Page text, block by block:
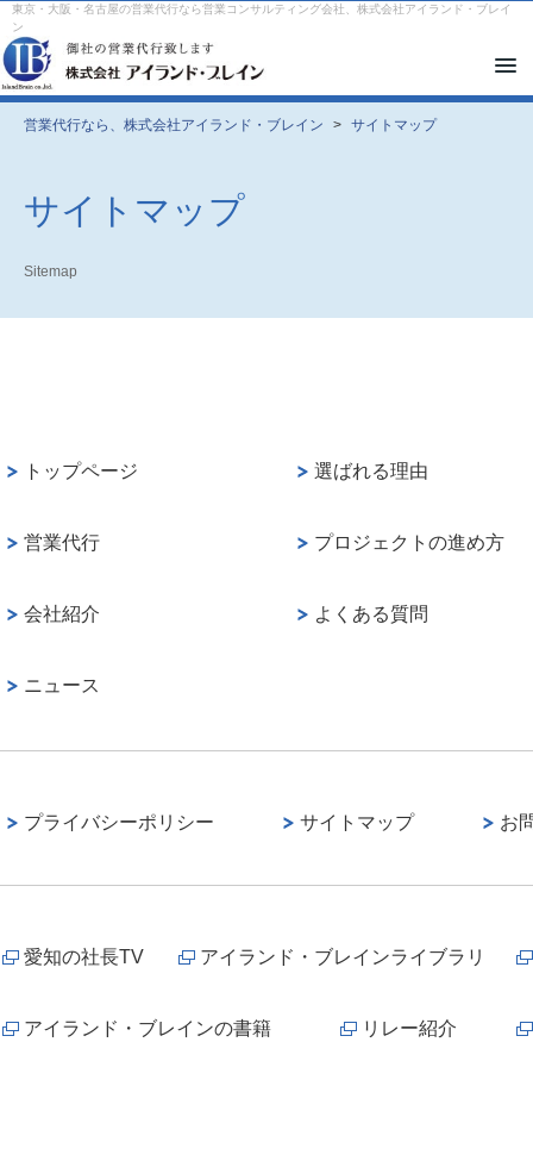
東京・大阪・名古屋の営業代行なら営業コンサルティング会社、株式会社アイランド・ブレイ
ン
メ
ュ
営業代行なら、株式会社アイランド・ブレイン > サイトマップ
サイトマップ
Sitemap
トップページ 選ばれる理由
営業代行 プロジェクトの進め方
会社紹介 よくある質問
ニュース
プライバシーポリシー サイトマップ お
愛知の社長TV アイランド・ブレインライブラリ
アイランド・ブレインの書籍 リレー紹介